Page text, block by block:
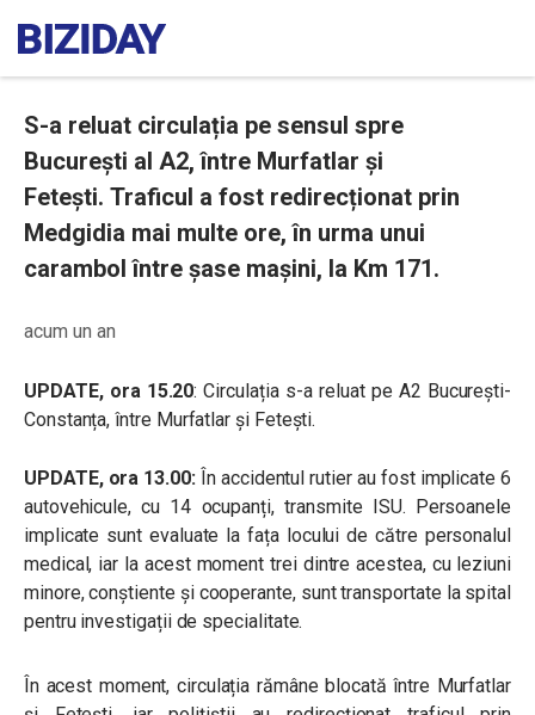
S-a reluat circulația pe sensul spre
București al A2, între Murfatlar şi
Feteşti. Traficul a fost redirecționat prin
Medgidia mai multe ore, în urma unui
carambol între șase mașini, la Km 171.
acum un an
UPDATE, ora 15.20: Circulația s-a reluat pe A2 București-
Constanța, între Murfatlar și Fetești.
UPDATE, ora 13.00: În accidentul rutier au fost implicate 6
autovehicule, cu 14 ocupanți, transmite ISU. Persoanele
implicate sunt evaluate la fața locului de către personalul
medical, iar la acest moment trei dintre acestea, cu leziuni
minore, conștiente și cooperante, sunt transportate la spital
pentru investigații de specialitate.
În acest moment, circulația rămâne blocată între Murfatlar